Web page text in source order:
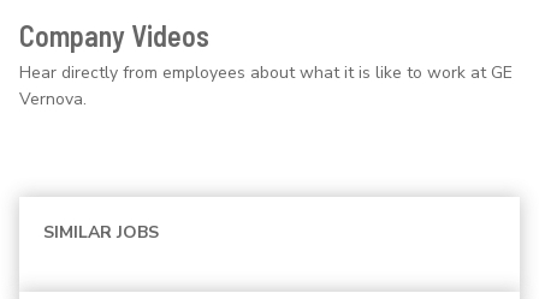
Company Videos
Hear directly from employees about what it is like to work at GE
Vernova.
SIMILAR JOBS